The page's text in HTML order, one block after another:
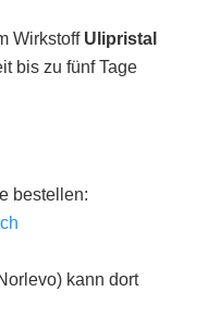
Wirkstoff Ulipristal
bis zu fünf Tage
bestellen:
kann dort